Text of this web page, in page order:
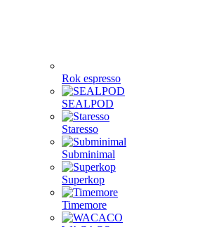
Rok espresso
SEALPOD
Staresso
Subminimal
Superkop
Timemore